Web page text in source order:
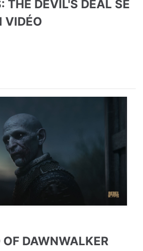
THE DEVIL'S DEAL SE
VIDÉO
DAWNWALKER